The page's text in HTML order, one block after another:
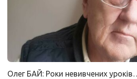
Олег БАЙ: Роки невивчених